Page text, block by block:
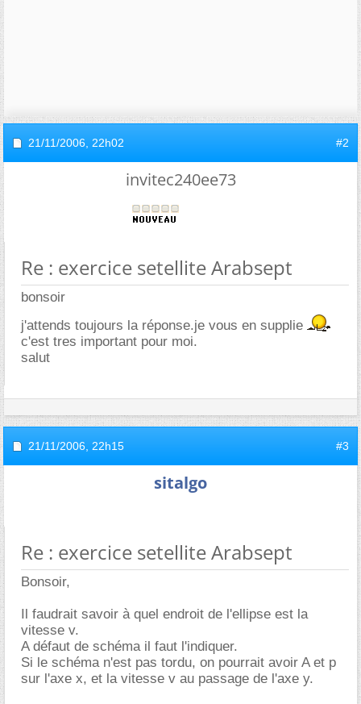
21/11/2006, 22h02 #2
invitec240ee73
Re : exercice setellite Arabsept
bonsoir
j'attends toujours la réponse.je vous en supplie
c'est tres important pour moi.
salut
21/11/2006, 22h15 #3
sitalgo
Re : exercice setellite Arabsept
Bonsoir,
Il faudrait savoir à quel endroit de l'ellipse est la
vitesse v.
A défaut de schéma il faut l'indiquer.
Si le schéma n'est pas tordu, on pourrait avoir A et p
sur l'axe x, et la vitesse v au passage de l'axe y.